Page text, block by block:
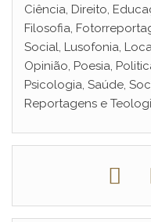
Ciência, Direito,
Filosofia,
Social, Lusofonia,
Opinião, Poesia,
Psicologia, Saúde,
Reportagens e